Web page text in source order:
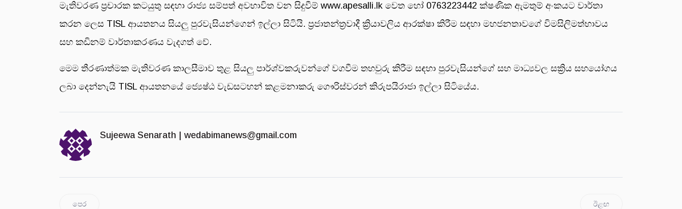
මැතිවරණ ප්‍රචාරක කටයුතු සඳහා රාජ්‍ය සම්පත් අවභාවිත වන සිදුවීම් www.apesalli.lk වෙත හෝ 0763223442 ක්ෂණික ඇමතුම් අංකයට වාර්තා
කරන ලෙස TISL ආයතනය සියලු පුරවැසියන්ගෙන් ඉල්ලා සිටියි. ප්‍රජාතන්ත්‍රවාදී ක්‍රියාවලිය ආරක්ෂා කිරීම සඳහා මහජනතාවගේ විමසිලිමත්භාවය
සහ කඩිනම් වාර්තාකරණය වැදගත් වේ.
මෙම තීරණාත්මක මැතිවරණ කාලසීමාව තුළ සියලු පාර්ශ්වකරුවන්ගේ වගවීම තහවුරු කිරීම සඳහා පුරවැසියන්ගේ සහ මාධ්‍යවල සක්‍රිය සහයෝගය
ලබා දෙන්නැයි TISL ආයතනයේ ජ්‍යෙෂ්ඨ වැඩසටහන් කළමනාකරු ගෞරිස්වරන් කිරුපයිරාජා ඉල්ලා සිටියේය.
Sujeewa Senarath | wedabimanews@gmail.com
පෙර ඊළඟ